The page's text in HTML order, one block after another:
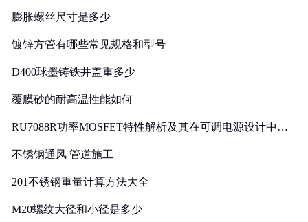
膨胀螺丝尺寸是多少
镀锌方管有哪些常见规格和型号
D400球墨铸铁井盖重多少
覆膜砂的耐高温性能如何
RU7088R功率MOSFET特性解析及其在可调电源设计中的
不锈钢通风 管道施工
201不锈钢重量计算方法大全
M20螺纹大径和小径是多少